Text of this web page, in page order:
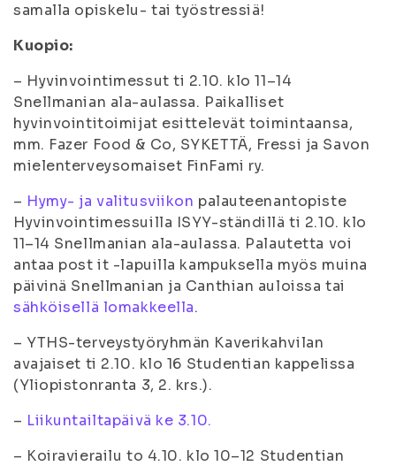
samalla opiskelu- tai työstressiä!
Kuopio:
– Hyvinvointimessut ti 2.10. klo 11–14
Snellmanian ala-aulassa. Paikalliset
hyvinvointitoimijat esittelevät toimintaansa,
mm. Fazer Food & Co, SYKETTÄ, Fressi ja Savon
mielenterveysomaiset FinFami ry.
– Hymy- ja valitusviikon palauteenantopiste
Hyvinvointimessuilla ISYY-ständillä ti 2.10. klo
11–14 Snellmanian ala-aulassa. Palautetta voi
antaa post it -lapuilla kampuksella myös muina
päivinä Snellmanian ja Canthian auloissa tai
sähköisellä lomakkeella.
– YTHS-terveystyöryhmän Kaverikahvilan
avajaiset ti 2.10. klo 16 Studentian kappelissa
(Yliopistonranta 3, 2. krs.).
– Liikuntailtapäivä ke 3.10.
– Koiravierailu to 4.10. klo 10–12 Studentian